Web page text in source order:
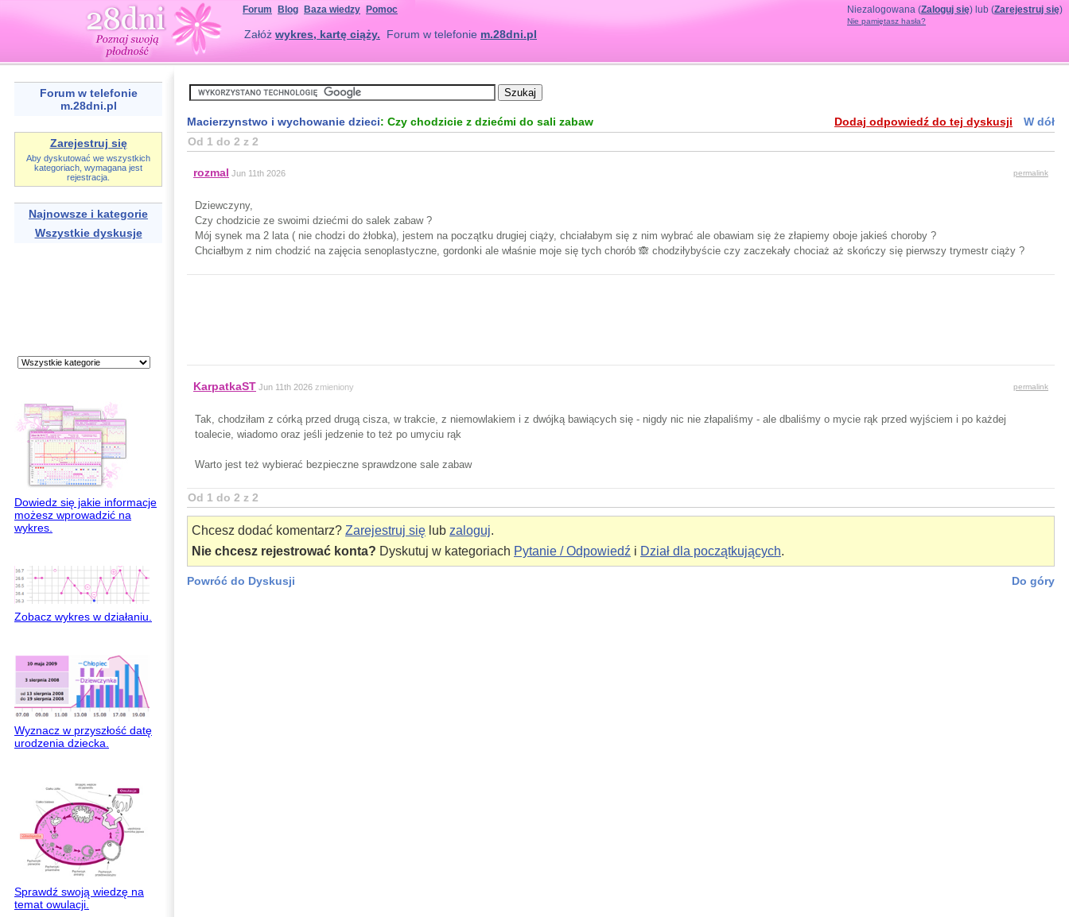
Niezalogowana (Zaloguj się) lub (Zarejestruj się)
Nie pamiętasz hasła?
Forum Blog Baza wiedzy Pomoc
Załóż wykres, kartę ciąży. Forum w telefonie m.28dni.pl
Forum w telefonie
m.28dni.pl
Zarejestruj się
Aby dyskutować we wszystkich
kategoriach, wymagana jest
rejestracja.
Najnowsze i kategorie
Wszystkie dyskusje
Dowiedz się jakie informacje
możesz wprowadzić na
wykres.
Zobacz wykres w działaniu.
Wyznacz w przyszłość datę
urodzenia dziecka.
Sprawdź swoją wiedzę na
temat owulacji.
Macierzynstwo i wychowanie dzieci: Czy chodzicie z dziećmi do sali zabaw Dodaj odpowiedź do tej dyskusji
W dół
Od 1 do 2 z 2
rozmal Jun 11th 2026 permalink
Dziewczyny,
Czy chodzicie ze swoimi dziećmi do salek zabaw ?
Mój synek ma 2 lata ( nie chodzi do żłobka), jestem na początku drugiej ciąży, chciałabym się z nim wybrać ale obawiam się że złapiemy oboje jakieś choroby ?
Chciałbym z nim chodzić na zajęcia senoplastyczne, gordonki ale właśnie moje się tych chorób 🙈 chodziłybyście czy zaczekały chociaż aż skończy się pierwszy trymestr ciąży ?
KarpatkaST Jun 11th 2026 zmieniony permalink
Tak, chodziłam z córką przed drugą cisza, w trakcie, z niemowlakiem i z dwójką bawiących się - nigdy nic nie złapaliśmy - ale dbaliśmy o mycie rąk przed wyjściem i po każdej
toalecie, wiadomo oraz jeśli jedzenie to też po umyciu rąk
Warto jest też wybierać bezpieczne sprawdzone sale zabaw
Od 1 do 2 z 2
Chcesz dodać komentarz? Zarejestruj się lub zaloguj.
Nie chcesz rejestrować konta? Dyskutuj w kategoriach Pytanie / Odpowiedź i Dział dla początkujących.
Powróć do Dyskusji Do góry